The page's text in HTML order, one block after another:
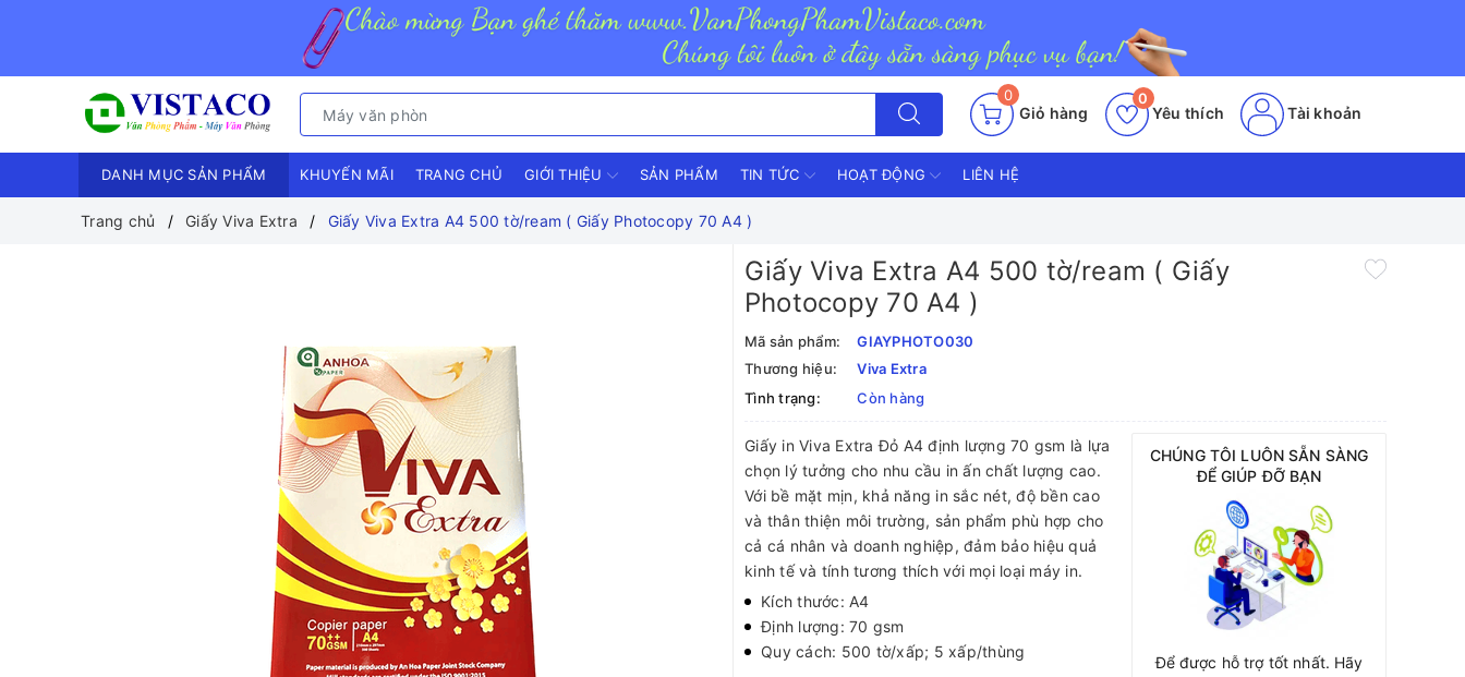
0
Giỏ hàng Yêu thích
0
Tài khoản
DANH MỤC SẢN PHẨM KHUYẾN MÃI TRANG CHỦ GIỚI THIỆU SẢN PHẨM TIN TỨC HOẠT ĐỘNG LIÊN HỆ
Trang chủ Giấy Viva Extra Giấy Viva Extra A4 500 tờ/ream ( Giấy Photocopy 70 A4 )
Giấy Viva Extra A4 500 tờ/ream ( Giấy
Photocopy 70 A4 )
Mã sản phẩm:
GIAYPHOTO030
Thương hiệu:
Viva Extra
Tình trạng:
Còn hàng
Giấy in Viva Extra Đỏ A4 định lượng 70 gsm là lựa
chọn lý tưởng cho nhu cầu in ấn chất lượng cao.
Với bề mặt mịn, khả năng in sắc nét, độ bền cao
và thân thiện môi trường, sản phẩm phù hợp cho
cả cá nhân và doanh nghiệp, đảm bảo hiệu quả
kinh tế và tính tương thích với mọi loại máy in.
Kích thước: A4
Định lượng: 70 gsm
Quy cách: 500 tờ/xấp; 5 xấp/thùng
CHÚNG TÔI LUÔN SẴN SÀNG
ĐỂ GIÚP ĐỠ BẠN
Để được hỗ trợ tốt nhất. Hãy